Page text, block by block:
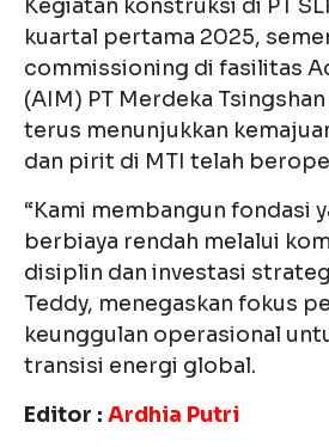
Kegiatan konstruksi di PT
kuartal pertama 2025,
commissioning di fasilitas
(AIM) PT Merdeka
terus menunjukkan
dan pirit di MTI telah
“Kami membangun fondasi
berbiaya rendah melalui
disiplin dan investasi
Teddy, menegaskan fokus
keunggulan operasional
transisi energi global.
Editor : Ardhia Putri